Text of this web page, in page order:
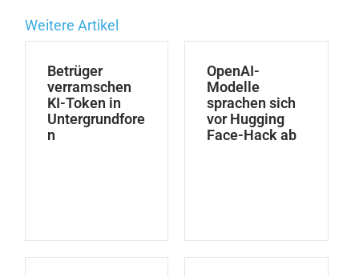
Weitere Artikel
Betrüger
verramschen
KI-Token in
Untergrundfore
n
OpenAI-
Modelle
sprachen sich
vor Hugging
Face-Hack ab